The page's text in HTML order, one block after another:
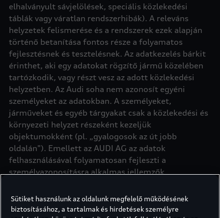
elhalványult sávjelölések, speciális közlekedési
táblák vagy váratlan rendszerhibák). A releváns
helyzetek felismerése és a rendszerek ezek alapján
történő betanítása fontos része a folyamatos
fejlesztésnek és tesztelésnek. Az adatkezelés bárkit
érinthet, aki egy adatokat rögzítő jármű közelében
tartózkodik, vagy részt vesz az adott közlekedési
helyzetben. Az Audi soha nem azonosít egyéni
személyeket az adatokban. A személyeket,
járműveket és egyéb tárgyakat csak a közlekedési és
környezeti helyzet részeként kezeljük
objektumokként (pl. „gyalogosok az út jobb
oldalán"). Emellett az AUDI AG az adatok
felhasználásával folyamatosan fejleszti a
személyazonosításra alkalmas jellemzők
Sütiket használunk az oldalunk megfelelő működésének
biztosításához, a tartalmak és hirdetések személyre